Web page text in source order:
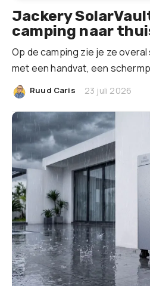
Jackery
camping naar
Op de camping zie je ze
met een handvat, een
Ruud Caris 23 juli 2026